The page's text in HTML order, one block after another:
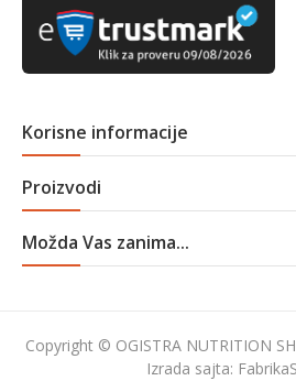
Korisne informacije
Proizvodi
Možda Vas zanima...
Copyright © OGISTRA NUTRITION
Izrada sajta: